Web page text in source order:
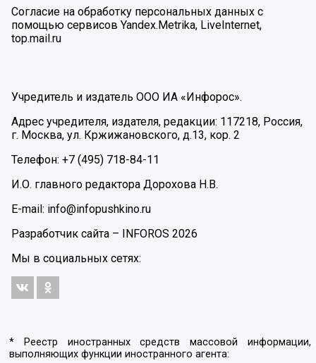
Согласие на обработку персональных данных с
помощью сервисов Yandex.Metrika, LiveInternet,
top.mail.ru
Учредитель и издатель ООО ИА «Инфорос».
Адрес учредителя, издателя, редакции: 117218, Россия,
г. Москва, ул. Кржижановского, д.13, кор. 2
Телефон: +7 (495) 718-84-11
И.О. главного редактора Дорохова Н.В.
E-mail: info@infopushkino.ru
Разработчик сайта – INFOROS 2026
Мы в социальных сетях:
* Реестр иностранных средств массовой информации,
выполняющих функции иностранного агента: